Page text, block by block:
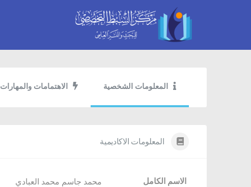
المعلومات الشخصية الاهتمامات والمهارات
المعلومات الاكاديمية
الاسم الكامل محمد جاسم محمد العبادي